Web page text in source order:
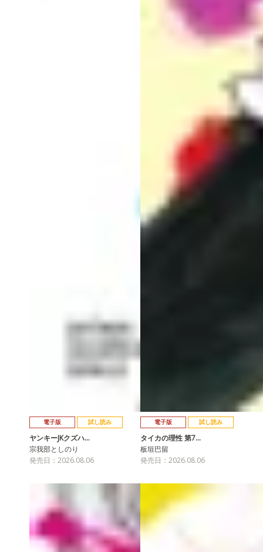
電子版 試し読み
ヤンキーJKクズハ…
宗我部としのり
発売日：2026.08.06
電子版 試し読み
タイカの理性 第7…
板垣巴留
発売日：2026.08.06